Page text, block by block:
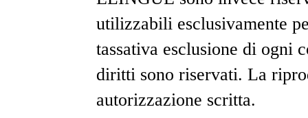
utilizzabili esclusivamente
tassativa esclusione di ogni
diritti sono riservati. La
autorizzazione scritta.